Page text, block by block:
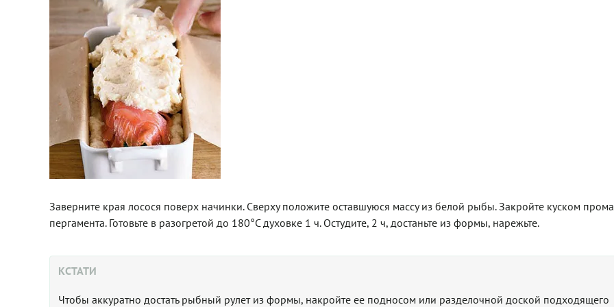
Заверните края лосося поверх начинки. Сверху положите оставшуюся массу из белой рыбы. Закройте куском
пергамента. Готовьте в разогретой до 180°С духовке 1 ч. Остудите, 2 ч, достаньте из формы, нарежьте.
КСТАТИ
Чтобы аккуратно достать рыбный рулет из формы, накройте ее подносом или разделочной доской подходящего